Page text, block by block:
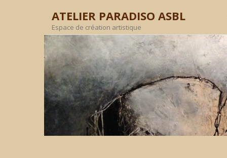
ATELIER PARADISO ASBL
Espace de création artistique